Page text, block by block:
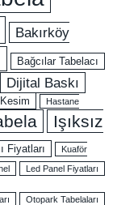
Bakırköy
Bağcılar Tabelacı
Dijital Baskı
Hastane
Işıksız
Fiyatları
Kuaför
Led Panel Fiyatları
Otopark Tabelaları